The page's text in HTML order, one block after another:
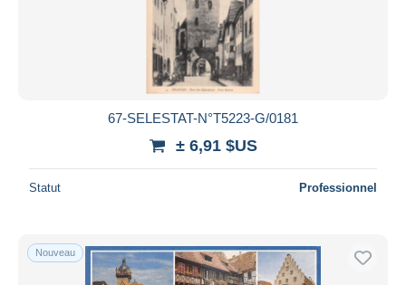
67-SELESTAT-N°T5223-G/0181
± 6,91 $US
Statut Professionnel
Nouveau